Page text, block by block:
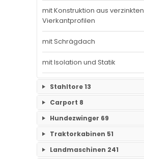
mit Konstruktion aus verzinkten
Vierkantprofilen
mit Schrägdach
mit Isolation und Statik
Stahltore13
Keine Unterkategorien
Carport 8
Keine Unterkategorien
Hundezwinger 69
Keine Unterkategorien
Traktorkabinen 51
Traktorkabinen
Landmaschinen 241